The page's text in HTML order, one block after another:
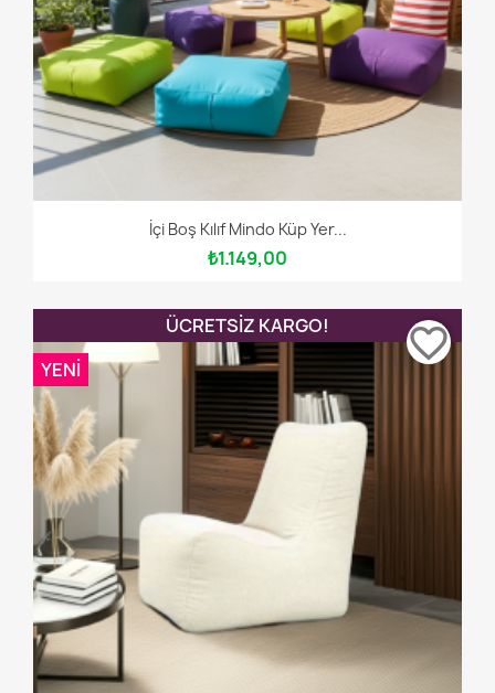
İçi Boş Kılıf Mindo Küp Yer...
₺1.149,00
ÜCRETSIZ KARGO!
YENI
favorite_border